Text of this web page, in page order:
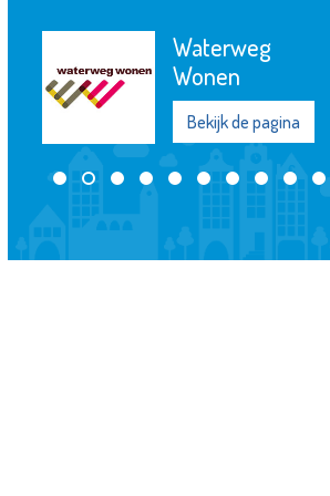
Waterweg
Wonen
Bekijk de pagina